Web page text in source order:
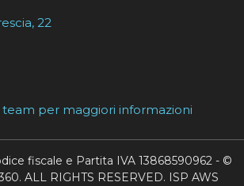
22
per maggiori informazioni
fiscale e Partita IVA 13868590962 - ©
ALL RIGHTS RESERVED. ISP AWS